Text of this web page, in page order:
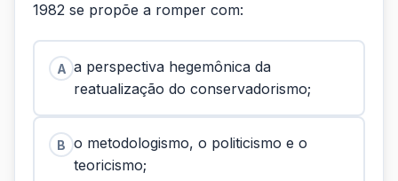
1982 se propõe a romper com:
A a perspectiva hegemônica da
reatualização do conservadorismo;
B o metodologismo, o politicismo e o
teoricismo;